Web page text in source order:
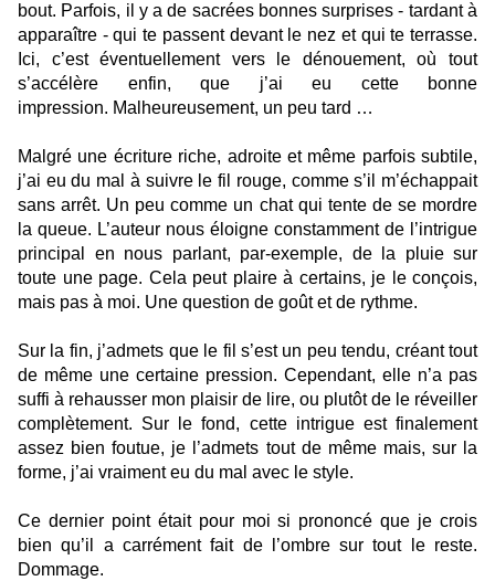
bout. Parfois, il y a de sacrées bonnes surprises - tardant à
apparaître - qui te passent devant le nez et qui te terrasse.
Ici, c’est éventuellement vers le dénouement, où tout
s’accélère enfin, que j’ai eu cette bonne
impression. Malheureusement, un peu tard …
Malgré une écriture riche, adroite et même parfois subtile,
j’ai eu du mal à suivre le fil rouge, comme s’il m’échappait
sans arrêt. Un peu comme un chat qui tente de se mordre
la queue. L’auteur nous éloigne constamment de l’intrigue
principal en nous parlant, par-exemple, de la pluie sur
toute une page. Cela peut plaire à certains, je le conçois,
mais pas à moi. Une question de goût et de rythme.
Sur la fin, j’admets que le fil s’est un peu tendu, créant tout
de même une certaine pression. Cependant, elle n’a pas
suffi à rehausser mon plaisir de lire, ou plutôt de le réveiller
complètement. Sur le fond, cette intrigue est finalement
assez bien foutue, je l’admets tout de même mais, sur la
forme, j’ai vraiment eu du mal avec le style.
Ce dernier point était pour moi si prononcé que je crois
bien qu’il a carrément fait de l’ombre sur tout le reste.
Dommage.